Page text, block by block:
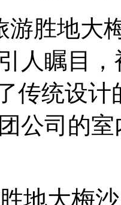
游胜地大
人瞩目
传统设
公司的
地大梅